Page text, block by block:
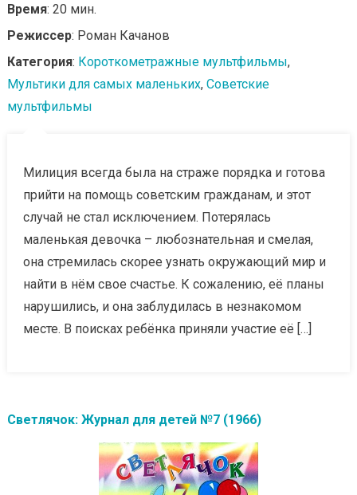
Время: 20 мин.
Режиссер: Роман Качанов
Категория: Короткометражные мультфильмы,
Мультики для самых маленьких, Советские
мультфильмы
Милиция всегда была на страже порядка и готова
прийти на помощь советским гражданам, и этот
случай не стал исключением. Потерялась
маленькая девочка – любознательная и смелая,
она стремилась скорее узнать окружающий мир и
найти в нём свое счастье. К сожалению, её планы
нарушились, и она заблудилась в незнакомом
месте. В поисках ребёнка приняли участие её […]
Светлячок: Журнал для детей №7 (1966)